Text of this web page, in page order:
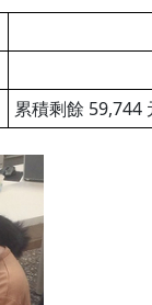
累積剩餘 59,744